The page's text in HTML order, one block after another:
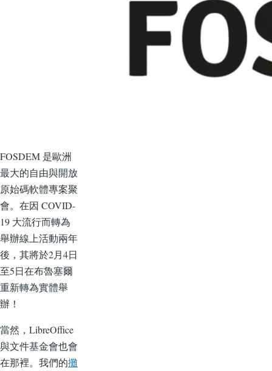
FOSDEM 是歐洲
最大的自由與開放
原始碼軟體專案聚
會。在因 COVID-
19 大流行而轉為
舉辦線上活動兩年
後，其將於2月4日
至5日在布魯塞爾
重新轉為實體舉
辦！
當然，LibreOffice
與文件基金會也會
在那裡。我們的攤